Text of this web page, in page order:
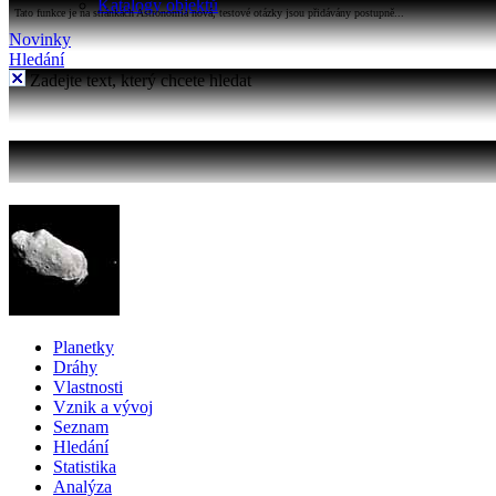
Katalogy objektů
Tato funkce je na stránkách Astronomia nová, testové otázky jsou přidávány postupně...
Novinky
Hledání
Zadejte text, který chcete hledat
Planetky
Dráhy
Vlastnosti
Vznik a vývoj
Seznam
Hledání
Statistika
Analýza